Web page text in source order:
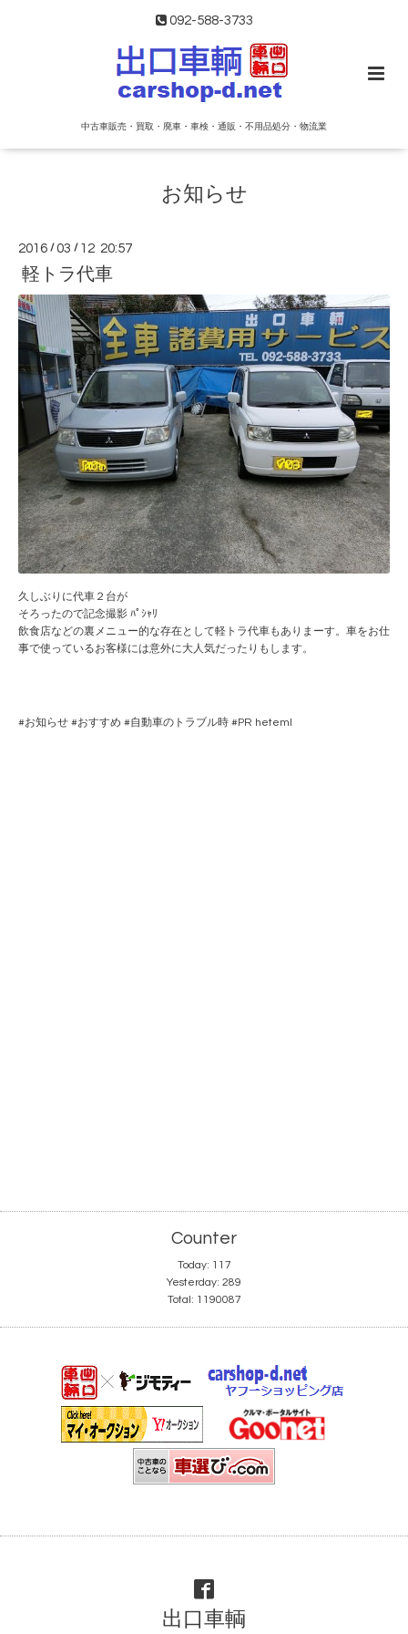
092-588-3733
中古車販売・買取・廃車・車検・通販・不用品処分・物流業
お知らせ
2016 /03 / 12 20:57
軽トラ代車
久しぶりに代車２台が
そろったので記念撮影 ﾊﾟｼｬﾘ
飲食店などの裏メニュー的な存在として軽トラ代車もありまーす。車をお仕
事で使っているお客様には意外に大人気だったりもします。
#お知らせ #おすすめ #自動車のトラブル時 #PR heteml
Counter
Today: 117
Yesterday: 289
Total: 1190087
出口車輌